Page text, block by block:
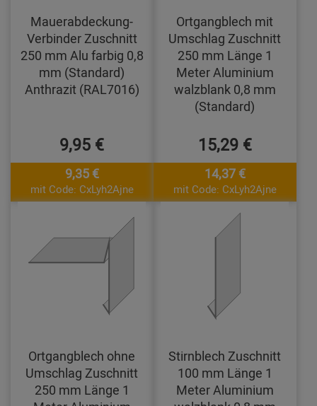
Mauerabdeckung-
Verbinder Zuschnitt
250 mm Alu farbig 0,8
mm (Standard)
Anthrazit (RAL7016)
9,95 €
9,35 €
mit Code: CxLyh2Ajne
Ortgangblech mit
Umschlag Zuschnitt
250 mm Länge 1
Meter Aluminium
walzblank 0,8 mm
(Standard)
15,29 €
14,37 €
mit Code: CxLyh2Ajne
Ortgangblech ohne
Umschlag Zuschnitt
250 mm Länge 1
Stirnblech Zuschnitt
100 mm Länge 1
Meter Aluminium